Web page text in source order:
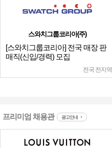
스와치그룹코리아(주)
[스와치그룹코리아] 전국 매장 판
매직(신입/경력) 모집
전국 전지역
프리미엄 채용관 광고안내